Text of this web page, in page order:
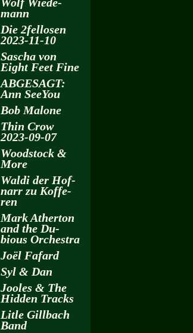
mann
Die 2fel­lo­sen
2023-11-10
Sa­scha von
Eight Feet Fine
AB­GE­SAGT:
Ann SeeY­ou
Bob Ma­lo­ne
Thin Crow
2023-09-07
Wood­stock &
More
Waldi der Hof­
narr zu Kof­fe­
ren
Mark Ather­ton
and the Du­
bious Or­ches­tra
Joël Fa­fard
Syl & Dan
Joo­les & The
Hi­d­den Tracks
Litle Gill­bach
Band